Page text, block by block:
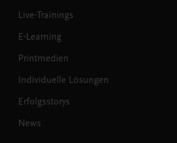
Live-Trainings
E-Learning
Printmedien
Individuelle Lösungen
Erfolgsstorys
News